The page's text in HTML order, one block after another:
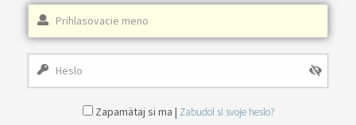
Zapamätaj si ma | Zabudol si svoje heslo?